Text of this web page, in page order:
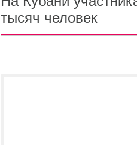
тысяч человек